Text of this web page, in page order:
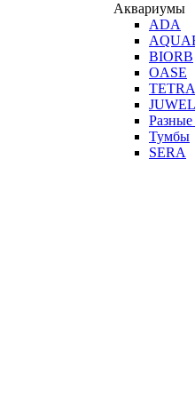
Аквариумы
ADA
BIORB
OASE
TETRA
JUWEL
Тумбы
SERA